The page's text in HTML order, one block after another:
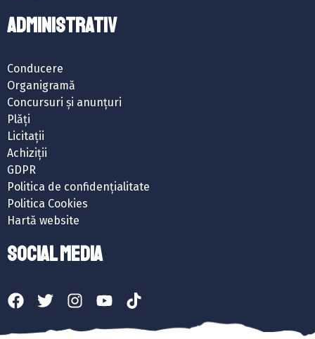
ADMINISTRATIV
Conducere
Organigramă
Concursuri și anunțuri
Plăți
Licitații
Achiziții
GDPR
Politica de confidențialitate
Politica Cookies
Hartă website
SOCIAL MEDIA